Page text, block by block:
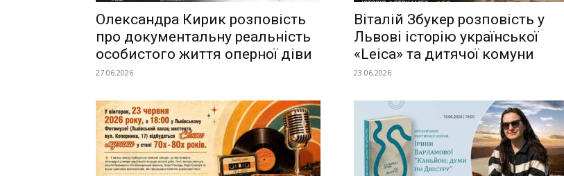
Олександра Кирик розповість
про документальну реальність
особистого життя оперної діви
27.06.2026
Віталій Збукер розповість у
Львові історію української
«Leica» та дитячої комуни
23.06.2026